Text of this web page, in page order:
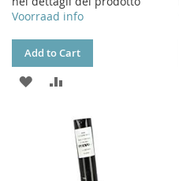
Voorraad info
Add to Cart
ADD
COMPARE